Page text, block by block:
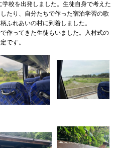
校を出発しました。生徒自身で考えた
たり、自分たちで作った宿泊学習の歌
ふれあいの村に到着しました。
作ってきた生徒もいました。入村式の
です。